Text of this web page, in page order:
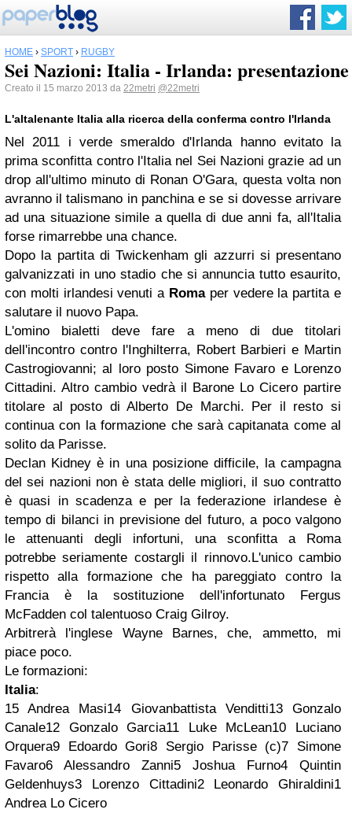
HOME › SPORT › RUGBY
Sei Nazioni: Italia - Irlanda: presentazione
Creato il 15 marzo 2013 da 22metri @22metri
L'altalenante Italia alla ricerca della conferma contro l'Irlanda
Nel 2011 i verde smeraldo d'Irlanda hanno evitato la
prima sconfitta contro l'Italia nel Sei Nazioni grazie ad un
drop all'ultimo minuto di Ronan O'Gara, questa volta non
avranno il talismano in panchina e se si dovesse arrivare
ad una situazione simile a quella di due anni fa, all'Italia
forse rimarrebbe una chance.
Dopo la partita di Twickenham gli azzurri si presentano
galvanizzati in uno stadio che si annuncia tutto esaurito,
con molti irlandesi venuti a Romaper vedere la partita e
salutare il nuovo Papa.
L'omino bialetti deve fare a meno di due titolari
dell'incontro contro l'Inghilterra, Robert Barbieri e Martin
Castrogiovanni; al loro posto Simone Favaro e Lorenzo
Cittadini. Altro cambio vedrà il Barone Lo Cicero partire
titolare al posto di Alberto De Marchi. Per il resto si
continua con la formazione che sarà capitanata come al
solito da Parisse.
Declan Kidney è in una posizione difficile, la campagna
del sei nazioni non è stata delle migliori, il suo contratto
è quasi in scadenza e per la federazione irlandese è
tempo di bilanci in previsione del futuro, a poco valgono
le attenuanti degli infortuni, una sconfitta a Roma
potrebbe seriamente costargli il rinnovo.L'unico cambio
rispetto alla formazione che ha pareggiato contro la
Francia è la sostituzione dell'infortunato Fergus
McFadden col talentuoso Craig Gilroy.
Arbitrerà l'inglese Wayne Barnes, che, ammetto, mi
piace poco.
Le formazioni:
Italia:
15 Andrea Masi14 Giovanbattista Venditti13 Gonzalo
Canale12 Gonzalo Garcia11 Luke McLean10 Luciano
Orquera9 Edoardo Gori8 Sergio Parisse (c)7 Simone
Favaro6 Alessandro Zanni5 Joshua Furno4 Quintin
Geldenhuys3 Lorenzo Cittadini2 Leonardo Ghiraldini1
Andrea Lo Cicero